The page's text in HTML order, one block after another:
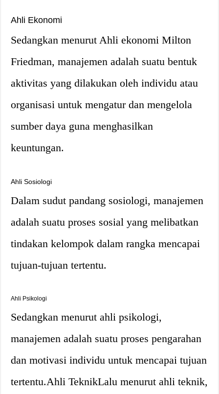
Ahli Ekonomi
Sedangkan menurut Ahli ekonomi Milton
Friedman, manajemen adalah suatu bentuk
aktivitas yang dilakukan oleh individu atau
organisasi untuk mengatur dan mengelola
sumber daya guna menghasilkan
keuntungan.
Ahli Sosiologi
Dalam sudut pandang sosiologi, manajemen
adalah suatu proses sosial yang melibatkan
tindakan kelompok dalam rangka mencapai
tujuan-tujuan tertentu.
Ahli Psikologi
Sedangkan menurut ahli psikologi,
manajemen adalah suatu proses pengarahan
dan motivasi individu untuk mencapai tujuan
tertentu.Ahli TeknikLalu menurut ahli teknik,